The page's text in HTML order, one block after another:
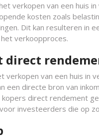
verkopen van een huis
kosten zoals
Dit kan resulteren in
verkoopproces.
verkopen van een huis
een directe bron van
direct rendement
investeerders die op